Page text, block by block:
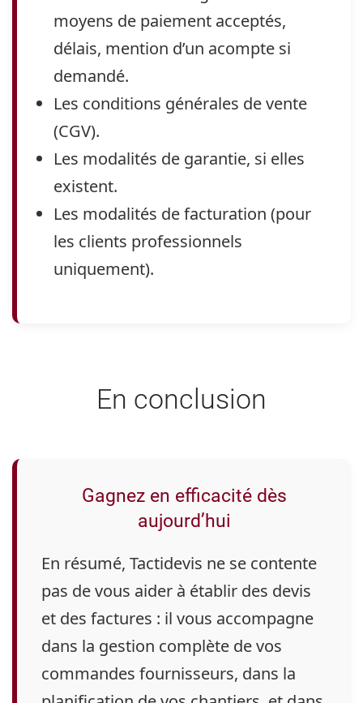
moyens de paiement acceptés,
délais, mention d’un acompte si
demandé.
Les conditions générales de vente
(CGV).
Les modalités de garantie, si elles
existent.
Les modalités de facturation (pour
les clients professionnels
uniquement).
En conclusion
Gagnez en efficacité dès
aujourd’hui
En résumé, Tactidevis ne se contente
pas de vous aider à établir des devis
et des factures : il vous accompagne
dans la gestion complète de vos
commandes fournisseurs, dans la